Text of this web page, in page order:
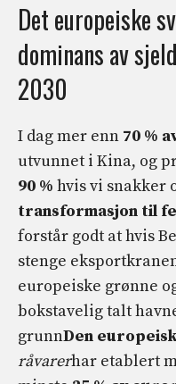
Det europeiske
dominans av
2030
I dag mer enn 70 %
utvunnet i Kina, og
90 % hvis vi snakker
transformasjon til
forstår godt at hvis
stenge
europeiske grønne
bokstavelig talt
grunnDen
råvarerhar etablert